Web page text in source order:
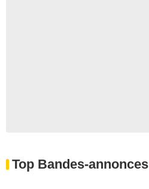
Top Bandes-annonces